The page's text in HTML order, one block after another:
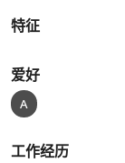
特征
爱好
A
工作经历